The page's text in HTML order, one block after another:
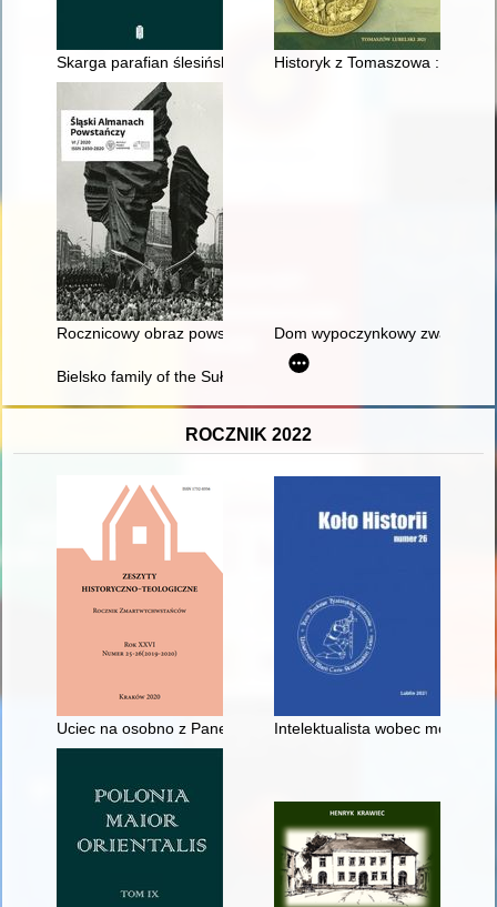
Skarga parafian ślesińskich na proboszcza Wacława
Historyk z Tomaszowa :
Rocznicowy obraz powstań śląskich i plebiscytu w przestrzeni
Dom wypoczynkowy zwany
Bielsko family of the Sułkowski dukes (1786-1918)
ROCZNIK 2022
Uciec na osobno z Panem" : rekolekcje Bogdana Jańskiego u
Intelektualista wobec